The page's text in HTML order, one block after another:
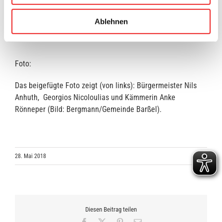
Ablehnen
https://www.lkclp.de/wirtschaft-
gewerbe/wirtschaftsinformationen/downloadangebote.php
Foto:
Das beigefügte Foto zeigt (von links): Bürgermeister Nils
Anhuth, Georgios Nicoloulias und Kämmerin Anke
Rönneper (Bild: Bergmann/Gemeinde Barßel).
28. Mai 2018
Diesen Beitrag teilen